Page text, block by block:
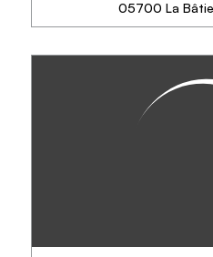
EN
05700 La
ECRINS SPÉLÉO
Idéalement situés entre le
du Dévoluy, proches de
une expérience
spéléologie et du